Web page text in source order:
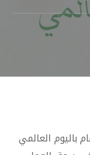
كل عام باليوم العالمي